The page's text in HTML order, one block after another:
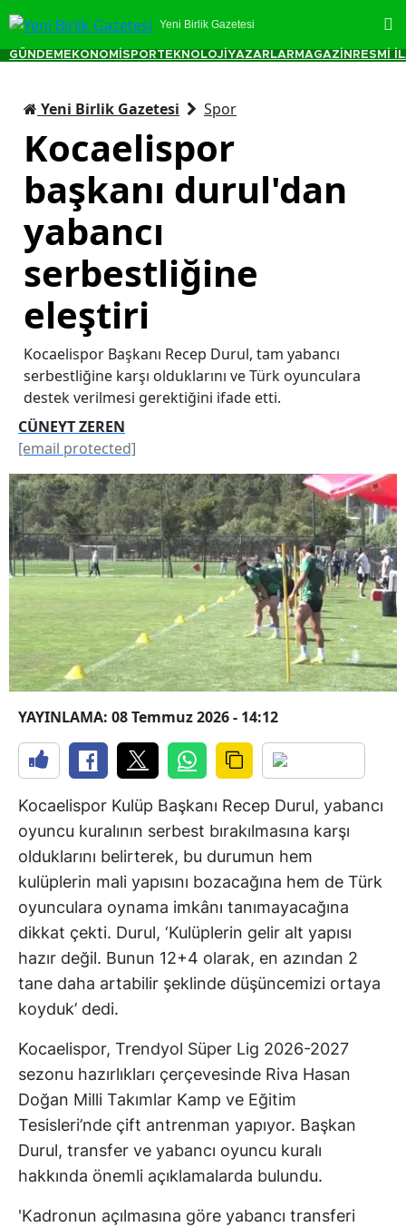
Yeni Birlik Gazetesi
GÜNDEM EKONOMİ SPORTEKNOLOJİ YAZARLAR MAGAZİN RESMİ
Yeni Birlik Gazetesi Spor
Kocaelispor
başkanı durul'dan
yabancı
serbestliğine
eleştiri
Kocaelispor Başkanı Recep Durul, tam yabancı
serbestliğine karşı olduklarını ve Türk oyunculara
destek verilmesi gerektiğini ifade etti.
CÜNEYT ZEREN
[email protected]
YAYINLAMA: 08 Temmuz 2026 - 14:12
Kocaelispor Kulüp Başkanı Recep Durul, yabancı
oyuncu kuralının serbest bırakılmasına karşı
olduklarını belirterek, bu durumun hem
kulüplerin mali yapısını bozacağına hem de Türk
oyunculara oynama imkânı tanımayacağına
dikkat çekti. Durul, ‘Kulüplerin gelir alt yapısı
hazır değil. Bunun 12+4 olarak, en azından 2
tane daha artabilir şeklinde düşüncemizi ortaya
koyduk’ dedi.
Kocaelispor, Trendyol Süper Lig 2026-2027
sezonu hazırlıkları çerçevesinde Riva Hasan
Doğan Milli Takımlar Kamp ve Eğitim
Tesisleri’nde çift antrenman yapıyor. Başkan
Durul, transfer ve yabancı oyuncu kuralı
hakkında önemli açıklamalarda bulundu.
'Kadronun açılmasına göre yabancı transferi